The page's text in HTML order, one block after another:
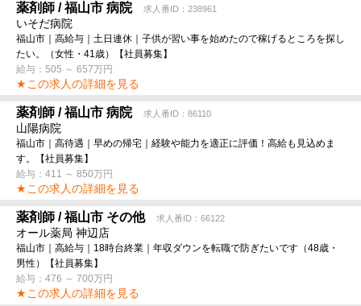
薬剤師 / 福山市 病院 求人番ID：238961
いそだ病院
福山市｜高給与｜土日連休｜子供が習い事を始めたので稼げるところを探し
たい。（女性・41歳）【社員募集】
給与：505 ～ 657万円
★この求人の詳細を見る
薬剤師 / 福山市 病院 求人番ID：86110
山陽病院
福山市｜高待遇｜早めの帰宅｜経験や能力を適正に評価！高給も見込めま
す。【社員募集】
給与：411 ～ 850万円
★この求人の詳細を見る
薬剤師 / 福山市 その他 求人番ID：66122
オール薬局 神辺店
福山市｜高給与｜18時台終業｜年収ダウンを転職で防ぎたいです（48歳・
男性）【社員募集】
給与：476 ～ 700万円
★この求人の詳細を見る